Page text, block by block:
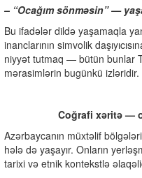
– “Ocağım sönməsin” —
Bu ifadələr dildə yaşamaqla
inanclarının simvolik
niyyət tutmaq — bütün bunlar
mərasimlərin bugünkü izləridir.
Coğrafi xəritə —
Azərbaycanın müxtəlif
hələ də yaşayır. Onların
tarixi və etnik kontekstlə